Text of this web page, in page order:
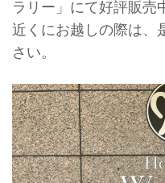
ラリー」にて好評販売
近くにお越しの際は、
さい。